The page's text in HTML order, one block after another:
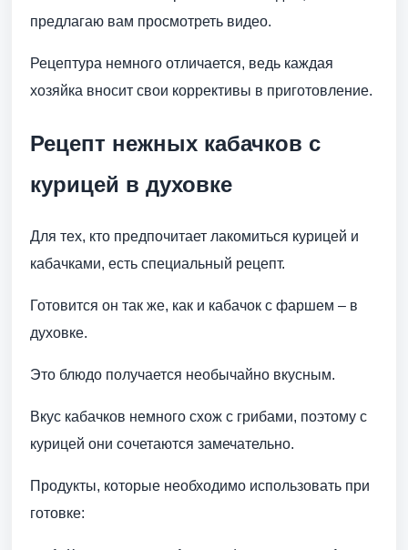
предлагаю вам просмотреть видео.
Рецептура немного отличается, ведь каждая
хозяйка вносит свои коррективы в приготовление.
Рецепт нежных кабачков с
курицей в духовке
Для тех, кто предпочитает лакомиться курицей и
кабачками, есть специальный рецепт.
Готовится он так же, как и кабачок с фаршем – в
духовке.
Это блюдо получается необычайно вкусным.
Вкус кабачков немного схож с грибами, поэтому с
курицей они сочетаются замечательно.
Продукты, которые необходимо использовать при
готовке: